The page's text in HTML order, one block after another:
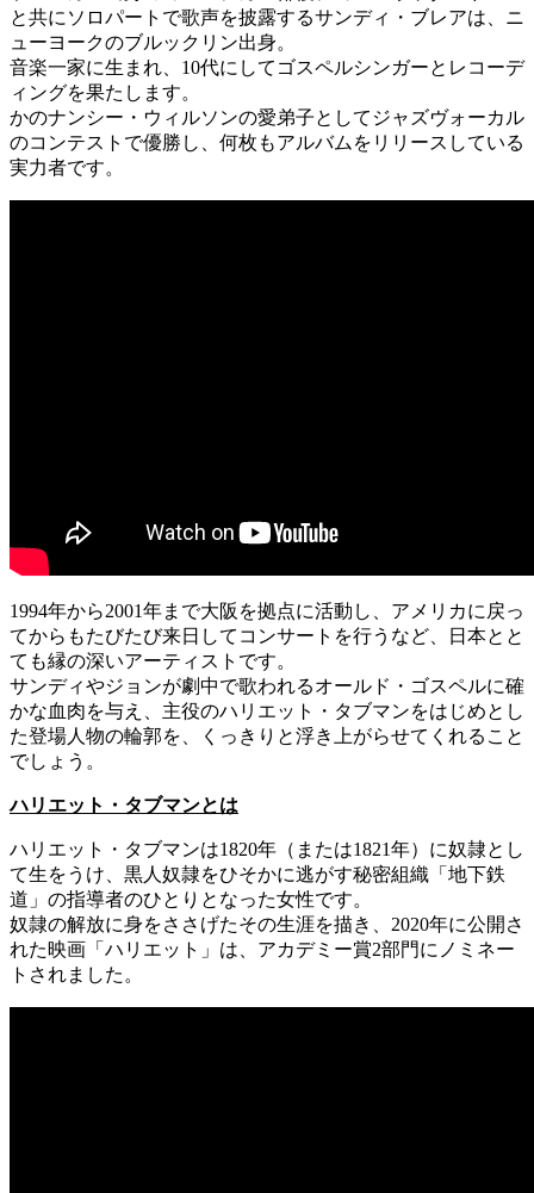
と共にソロパートで歌声を披露するサンディ・ブレアは、ニ
ューヨークのブルックリン出身。
音楽一家に生まれ、10代にしてゴスペルシンガーとレコーデ
ィングを果たします。
かのナンシー・ウィルソンの愛弟子としてジャズヴォーカル
のコンテストで優勝し、何枚もアルバムをリリースしている
実力者です。
1994年から2001年まで大阪を拠点に活動し、アメリカに戻っ
てからもたびたび来日してコンサートを行うなど、日本とと
ても縁の深いアーティストです。
サンディやジョンが劇中で歌われるオールド・ゴスペルに確
かな血肉を与え、主役のハリエット・タブマンをはじめとし
た登場人物の輪郭を、くっきりと浮き上がらせてくれること
でしょう。
ハリエット・タブマンとは
ハリエット・タブマンは1820年（または1821年）に奴隷とし
て生をうけ、黒人奴隷をひそかに逃がす秘密組織「地下鉄
道」の指導者のひとりとなった女性です。
奴隷の解放に身をささげたその生涯を描き、2020年に公開さ
れた映画「ハリエット」は、アカデミー賞2部門にノミネー
トされました。